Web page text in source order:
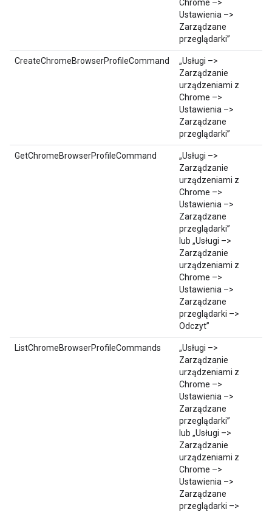
Chrome –>
Ustawienia –>
Zarządzane
przeglądarki”
CreateChromeBrowserProfileCommand
„Usługi –>
Zarządzanie
urządzeniami z
Chrome –>
Ustawienia –>
Zarządzane
przeglądarki”
GetChromeBrowserProfileCommand
„Usługi –>
Zarządzanie
urządzeniami z
Chrome –>
Ustawienia –>
Zarządzane
przeglądarki”
lub „Usługi –>
Zarządzanie
urządzeniami z
Chrome –>
Ustawienia –>
Zarządzane
przeglądarki –>
Odczyt”
ListChromeBrowserProfileCommands
„Usługi –>
Zarządzanie
urządzeniami z
Chrome –>
Ustawienia –>
Zarządzane
przeglądarki”
lub „Usługi –>
Zarządzanie
urządzeniami z
Chrome –>
Ustawienia –>
Zarządzane
przeglądarki –>